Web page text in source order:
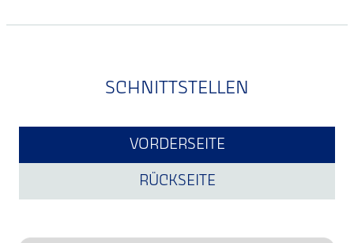
SCHNITTSTELLEN
VORDERSEITE
RÜCKSEITE